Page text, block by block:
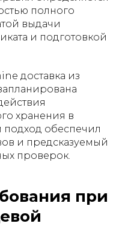
полного
выдачи
и подготовкой
доставка из
хранения в
подход обеспечил
и предсказуемый
проверок.
при